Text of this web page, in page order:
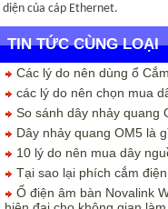
diện của cáp Ethernet.
TIN TỨC CÙNG LOẠI
Các lý do nên dùng ổ
các lý do nên chọn mua
So sánh dây nhảy quang
Dây nhảy quang OM5 là
10 lý do nên mua dây
Tại sao lại phích cắm
Ổ điện âm bàn Novalink